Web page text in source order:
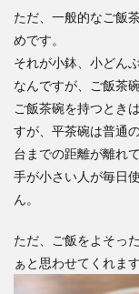
ただ、一般的なご飯
めです。
それが小鉢、小どん
なんですが、ご飯茶
ご飯茶碗を持つとき
すが、平茶碗は普通
台までの距離が離れ
手が小さい人が毎日
ん。
ただ、ご飯をよそっ
ぁと思わせてくれます